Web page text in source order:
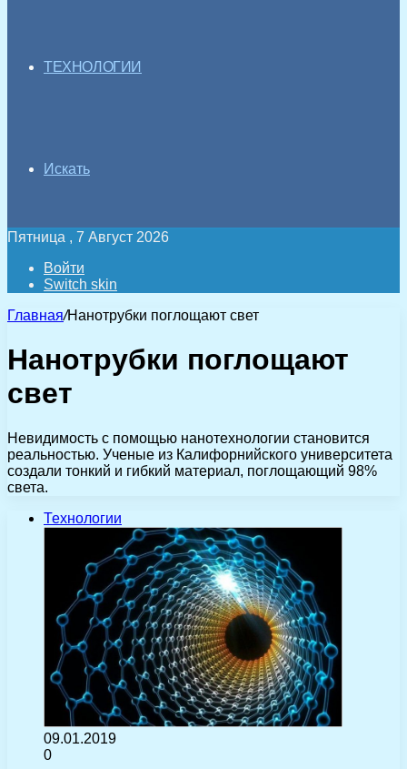
ТЕХНОЛОГИИ
Искать
Пятница , 7 Август 2026
Войти
Switch skin
Главная/Нанотрубки поглощают свет
Нанотрубки поглощают
свет
Невидимость с помощью нанотехнологии становится
реальностью. Ученые из Калифорнийского университета
создали тонкий и гибкий материал, поглощающий 98%
света.
Технологии
09.01.2019
0